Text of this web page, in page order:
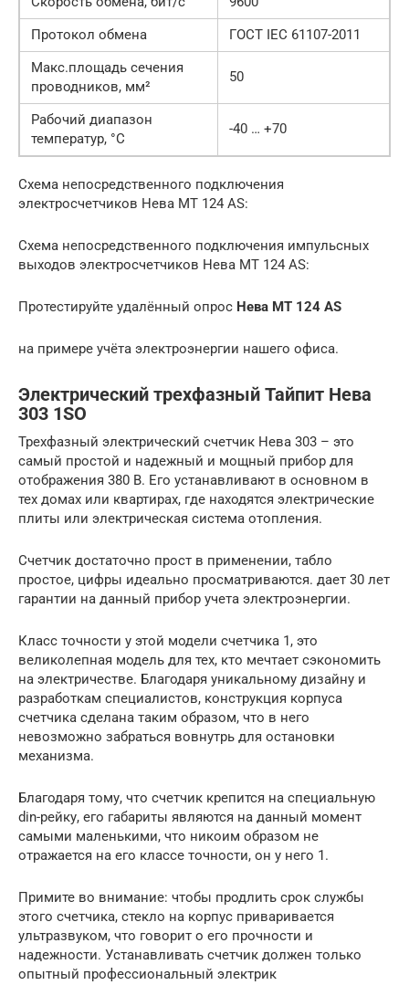
Протокол обмена
ГОСТ IEC 61107-2011
Макс.площадь сечения
проводников, мм²
50
Рабочий диапазон
температур, °С
-40 … +70
Схема непосредственного подключения
электросчетчиков Нева MT 124 AS:
Схема непосредственного подключения импульсных
выходов электросчетчиков Нева MT 124 AS:
Протестируйте удалённый опрос Нева MT 124 AS
на примере учёта электроэнергии нашего офиса.
Электрический трехфазный Тайпит Нева
303 1SO
Трехфазный электрический счетчик Нева 303 – это
самый простой и надежный и мощный прибор для
отображения 380 В. Его устанавливают в основном в
тех домах или квартирах, где находятся электрические
плиты или электрическая система отопления.
Счетчик достаточно прост в применении, табло
простое, цифры идеально просматриваются. дает 30 лет
гарантии на данный прибор учета электроэнергии.
Класс точности у этой модели счетчика 1, это
великолепная модель для тех, кто мечтает сэкономить
на электричестве. Благодаря уникальному дизайну и
разработкам специалистов, конструкция корпуса
счетчика сделана таким образом, что в него
невозможно забраться вовнутрь для остановки
механизма.
Благодаря тому, что счетчик крепится на специальную
din-рейку, его габариты являются на данный момент
самыми маленькими, что никоим образом не
отражается на его классе точности, он у него 1.
Примите во внимание: чтобы продлить срок службы
этого счетчика, стекло на корпус приваривается
ультразвуком, что говорит о его прочности и
надежности. Устанавливать счетчик должен только
опытный профессиональный электрик